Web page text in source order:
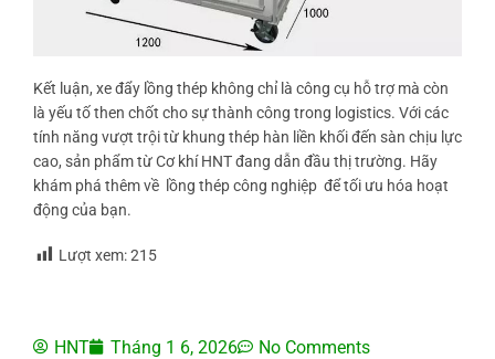
Kết luận, xe đẩy lồng thép không chỉ là công cụ hỗ trợ mà còn
là yếu tố then chốt cho sự thành công trong logistics. Với các
tính năng vượt trội từ khung thép hàn liền khối đến sàn chịu lực
cao, sản phẩm từ Cơ khí HNT đang dẫn đầu thị trường. Hãy
khám phá thêm về lồng thép công nghiệp để tối ưu hóa hoạt
động của bạn.
Lượt xem:215
HNT Tháng 1 6, 2026
No Comments